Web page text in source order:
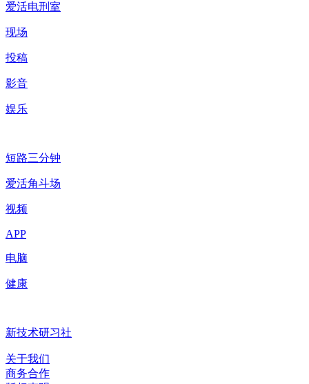
爱活电刑室
现场
投稿
影音
娱乐
短路三分钟
爱活角斗场
视频
APP
电脑
健康
新技术研习社
关于我们
商务合作